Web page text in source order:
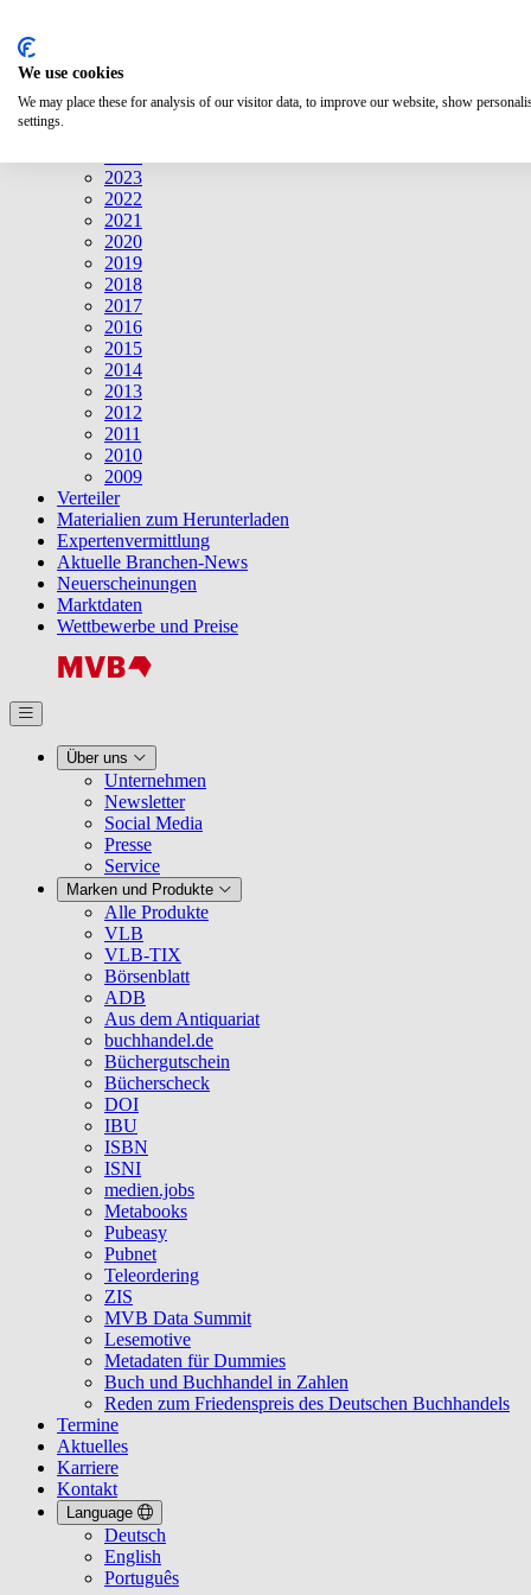
2026
2023
2022
2021
2020
2019
2018
2017
2016
2015
2014
2013
2012
2011
2010
2009
Verteiler
Materialien zum Herunterladen
Expertenvermittlung
Aktuelle Branchen-News
Neuerscheinungen
Marktdaten
Wettbewerbe und Preise
Über uns
Unternehmen
Newsletter
Social Media
Presse
Service
Marken und Produkte
Alle Produkte
VLB
VLB-TIX
Börsenblatt
ADB
Aus dem Antiquariat
buchhandel.de
Büchergutschein
Bücherscheck
DOI
IBU
ISBN
ISNI
medien.jobs
Metabooks
Pubeasy
Pubnet
Teleordering
ZIS
MVB Data Summit
Lesemotive
Metadaten für Dummies
Buch und Buchhandel in Zahlen
Reden zum Friedenspreis des Deutschen Buchhandels
Termine
Aktuelles
Karriere
Kontakt
Language
Deutsch
English
Português
We use cookies
We may place these for analysis of our visitor data, to improve our website, show
settings.